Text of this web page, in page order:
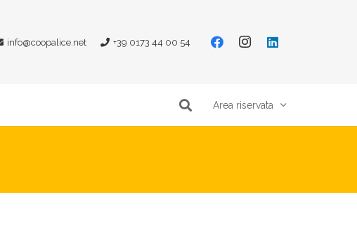
info@coopalice.net +39 0173 44 00 54
Area riservata